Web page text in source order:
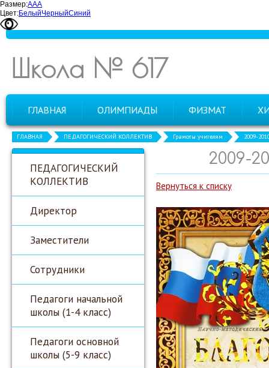
Размер:ААА
Цвет:БелыйЧерныйСиний
Школа № 617
ГЛАВНАЯ ОЛИМПИАДЫ ФИЗМАТ
ГЛАВНАЯ ПЕДАГОГИЧЕСКИЙ КОЛЛЕКТИВ Грамоты учителям 2009-
ПЕДАГОГИЧЕСКИЙ
КОЛЛЕКТИВ
Директор
Заместители
Сотрудники
Педагоги начальной
школы (1-4 класс)
Педагоги основной
школы (5-9 класс)
2009-
Вернуться к списку